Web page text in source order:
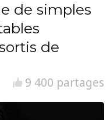
de simples
de
9 400 partages